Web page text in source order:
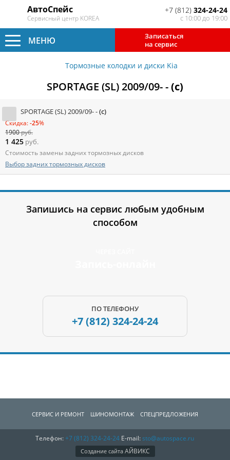
АвтоСпейс
Сервисный центр KOREA
+7 (812) 324-24-24
с 10:00 до 19:00
Записаться
на сервис
МЕНЮ
Тормозные колодки и диски Kia
SPORTAGE (SL) 2009/09- -(c)
SPORTAGE (SL) 2009/09- -(c)
Скидка:-25%
1900руб.
1 425 руб.
Стоимость замены задних тормозных дисков
Выбор задних тормозных дисков
Запишись на сервис любым удобным
способом
ПО ТЕЛЕФОНУ
+7 (812) 324-24-24
СЕРВИС И РЕМОНТ ШИНОМОНТАЖ СПЕЦПРЕДЛОЖЕНИЯ
АВТОЗАПЧАCТИ О КОМПАНИИ КОНТАКТЫ
Телефон:+7 (812)324-24-24 E-mail:sto@autospace.ru
Создание сайтаАЙВИКС